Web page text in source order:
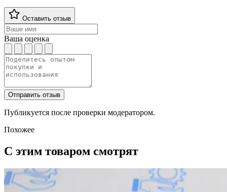
Оставить отзыв
Ваша оценка
Отправить отзыв
Публикуется после проверки модератором.
Похожее
С этим товаром смотрят